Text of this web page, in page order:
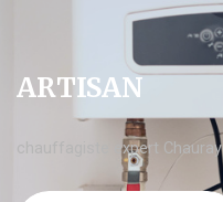
ARTISAN
chauffagiste expert Chauray